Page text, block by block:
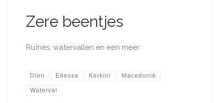
Zere beentjes
Ruïnes, watervallen en een meer
Dion Edessa Kerkini Macedonië
Waterval